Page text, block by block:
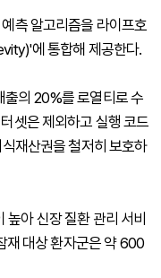
측 알고리즘을 라이프호
에 통합해 제공한다.
출의 20%를 로열티로 수
셋은 제외하고 실행 코드
재산권을 철저히 보호하
아 신장 질환 관리 서비
재 대상 환자군은 약 600